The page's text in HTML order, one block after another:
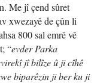
Me jî çend sûret
xwezayê de çûn li
800 sal emrê vê
“evder Parka
jî bilîze û ji cîhê
biparêzin ji ber ku ji